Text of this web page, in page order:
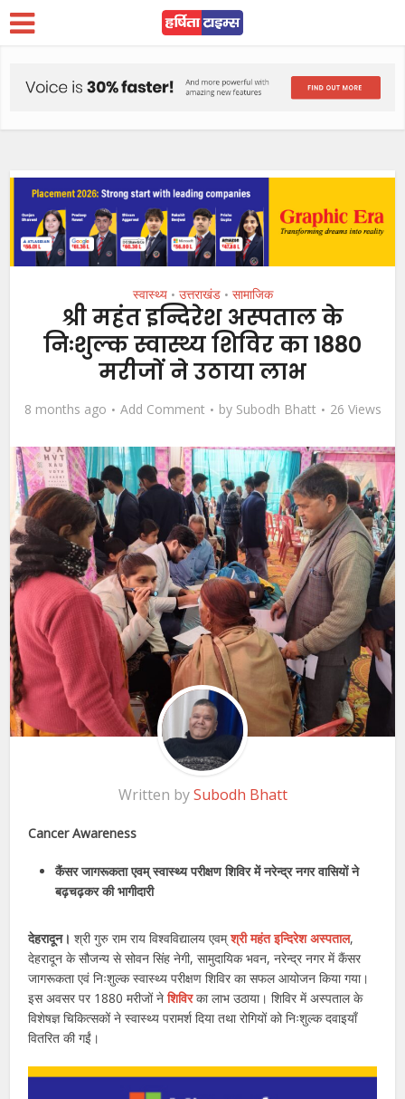
स्वास्थ्य • उत्तराखंड • सामाजिक
श्री महंत इन्दिरेश अस्पताल के
निःशुल्क स्वास्थ्य शिविर का 1880
मरीजों ने उठाया लाभ
8 months ago Add Comment by Subodh Bhatt 26 Views
Written bySubodh Bhatt
Cancer Awareness
कैंसर जागरूकता एवम् स्वास्थ्य परीक्षण शिविर में नरेन्द्र नगर वासियों ने
बढ़चढ़कर की भागीदारी
देहरादून। श्री गुरु राम राय विश्वविद्यालय एवम्श्री महंत इन्दिरेश अस्पताल,
देहरादून के सौजन्य से सोवन सिंह नेगी, सामुदायिक भवन, नरेन्द्र नगर में कैंसर
जागरूकता एवं निःशुल्क स्वास्थ्य परीक्षण शिविर का सफल आयोजन किया गया।
इस अवसर पर 1880 मरीजों नेशिविरका लाभ उठाया। शिविर में अस्पताल के
विशेषज्ञ चिकित्सकों ने स्वास्थ्य परामर्श दिया तथा रोगियों को निःशुल्क दवाइयाँ
वितरित की गईं।